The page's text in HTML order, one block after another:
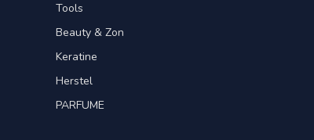
Tools
Beauty & Zon
Keratine
Herstel
PARFUME